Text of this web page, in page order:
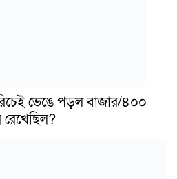
ভেঙে পড়ল বাজার/৪০০
রেখেছিল?